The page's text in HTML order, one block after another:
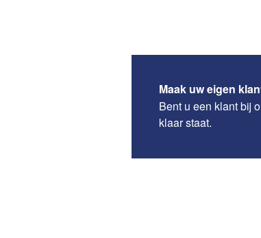
Maak uw eigen
Bent u een klant bij
klaar staat.